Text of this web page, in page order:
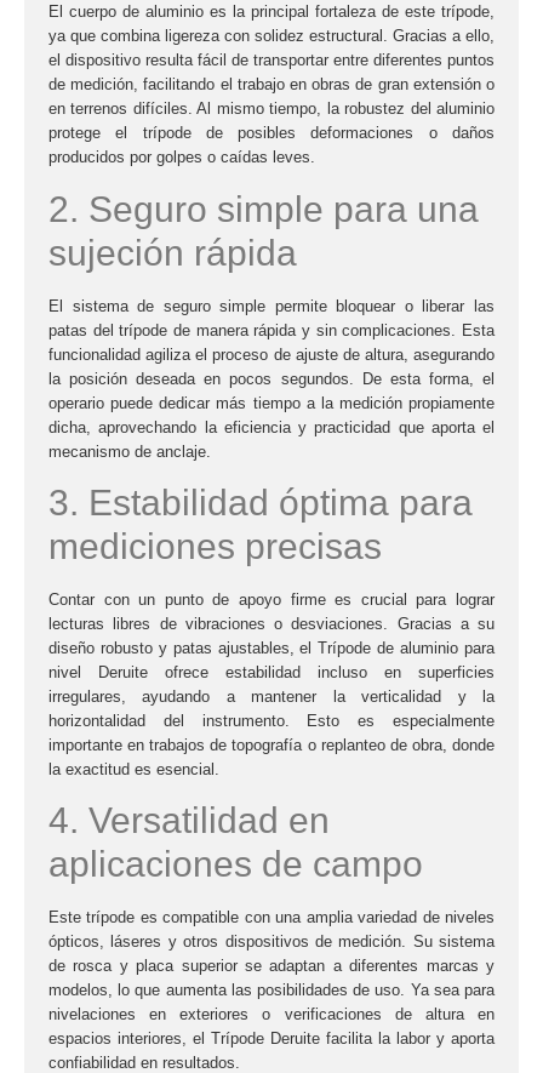
El cuerpo de aluminio es la principal fortaleza de este trípode,
ya que combina ligereza con solidez estructural. Gracias a ello,
el dispositivo resulta fácil de transportar entre diferentes puntos
de medición, facilitando el trabajo en obras de gran extensión o
en terrenos difíciles. Al mismo tiempo, la robustez del aluminio
protege el trípode de posibles deformaciones o daños
producidos por golpes o caídas leves.
2. Seguro simple para una
sujeción rápida
El sistema de seguro simple permite bloquear o liberar las
patas del trípode de manera rápida y sin complicaciones. Esta
funcionalidad agiliza el proceso de ajuste de altura, asegurando
la posición deseada en pocos segundos. De esta forma, el
operario puede dedicar más tiempo a la medición propiamente
dicha, aprovechando la eficiencia y practicidad que aporta el
mecanismo de anclaje.
3. Estabilidad óptima para
mediciones precisas
Contar con un punto de apoyo firme es crucial para lograr
lecturas libres de vibraciones o desviaciones. Gracias a su
diseño robusto y patas ajustables, elTrípode de aluminio para
nivel Deruite ofrece estabilidad incluso en superficies
irregulares, ayudando a mantener la verticalidad y la
horizontalidad del instrumento. Esto es especialmente
importante en trabajos de topografía o replanteo de obra, donde
la exactitud es esencial.
4. Versatilidad en
aplicaciones de campo
Este trípode es compatible con una amplia variedad de niveles
ópticos, láseres y otros dispositivos de medición. Su sistema
de rosca y placa superior se adaptan a diferentes marcas y
modelos, lo que aumenta las posibilidades de uso. Ya sea para
nivelaciones en exteriores o verificaciones de altura en
espacios interiores, el Trípode Deruite facilita la labor y aporta
confiabilidad en resultados.